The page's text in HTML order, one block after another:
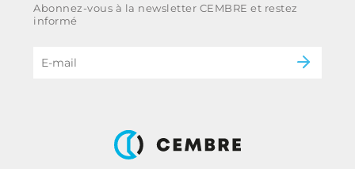
Code d’éthique et politique anti-corruption
du groupe
Énergie
B2B Disclaimer
Abonnez-vous à la newsletter CEMBRE et restez
informé